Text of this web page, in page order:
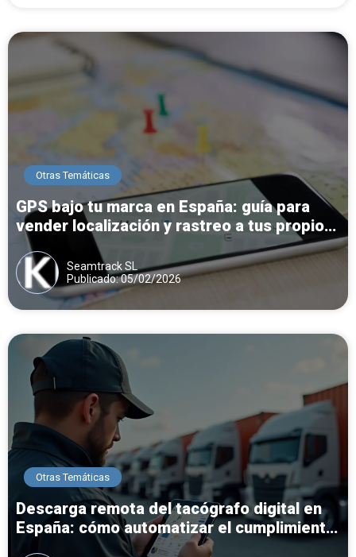
Otras Temáticas
GPS bajo tu marca en España: guía para
vender localización y rastreo a tus propios
clientes
Seamtrack SL
Publicado: 05/02/2026
Otras Temáticas
Descarga remota del tacógrafo digital en
España: cómo automatizar el cumplimiento
y evitar sanciones